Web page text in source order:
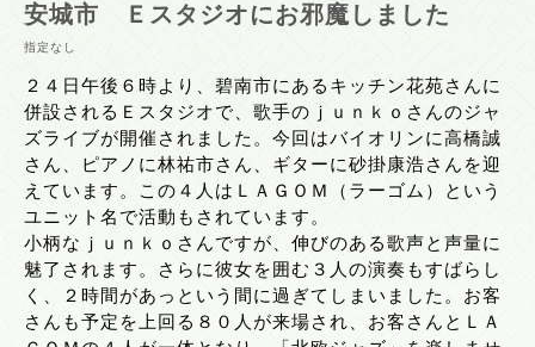
安城市 Ｅスタジオにお邪魔しました
指定なし
２４日午後６時より、碧南市にあるキッチン花苑さんに
併設されるＥスタジオで、歌手のｊｕｎｋｏさんのジャ
ズライブが開催されました。今回はバイオリンに高橋誠
さん、ピアノに林祐市さん、ギターに砂掛康浩さんを迎
えています。この４人はＬＡＧＯＭ（ラーゴム）という
ユニット名で活動もされています。
小柄なｊｕｎｋｏさんですが、伸びのある歌声と声量に
魅了されます。さらに彼女を囲む３人の演奏もすばらし
く、２時間があっという間に過ぎてしまいました。お客
さんも予定を上回る８０人が来場され、お客さんとＬＡ